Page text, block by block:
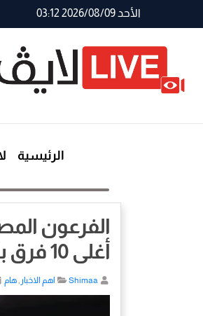
الأحد 2026/08/09 03:12
الرئيسية
الفرعون
أغلى 10 فرق بالإيجيبشن ليج
Shimaa اهم الاخبار ,هام